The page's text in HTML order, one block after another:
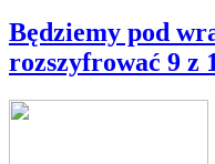
Będziemy pod
rozszyfrować 9 z